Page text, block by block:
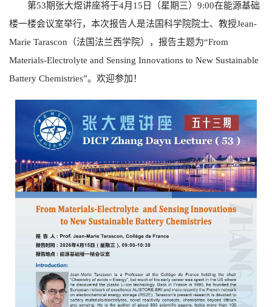
第53期张大煜讲座将于4月15日（星期三）9:00在能源基础
楼一楼会议室举行，本次报告人是法国科学院院士、教授Jean-
Marie Tarascon（法国法兰西学院），报告主题为“From
Materials-Electrolyte and Sensing Innovations to New Sustainable
Battery Chemistries”。欢迎参加！